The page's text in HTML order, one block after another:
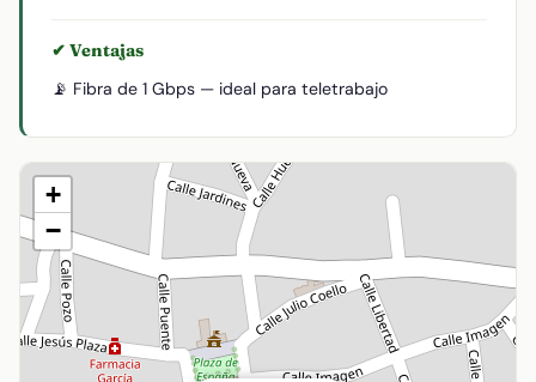
✔ Ventajas
📡 Fibra de 1 Gbps — ideal para teletrabajo
+
−